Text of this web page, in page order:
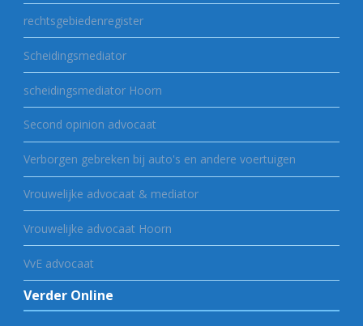
rechtsgebiedenregister
Scheidingsmediator
scheidingsmediator Hoorn
Second opinion advocaat
Verborgen gebreken bij auto's en andere voertuigen
Vrouwelijke advocaat & mediator
Vrouwelijke advocaat Hoorn
VvE advocaat
Verder Online